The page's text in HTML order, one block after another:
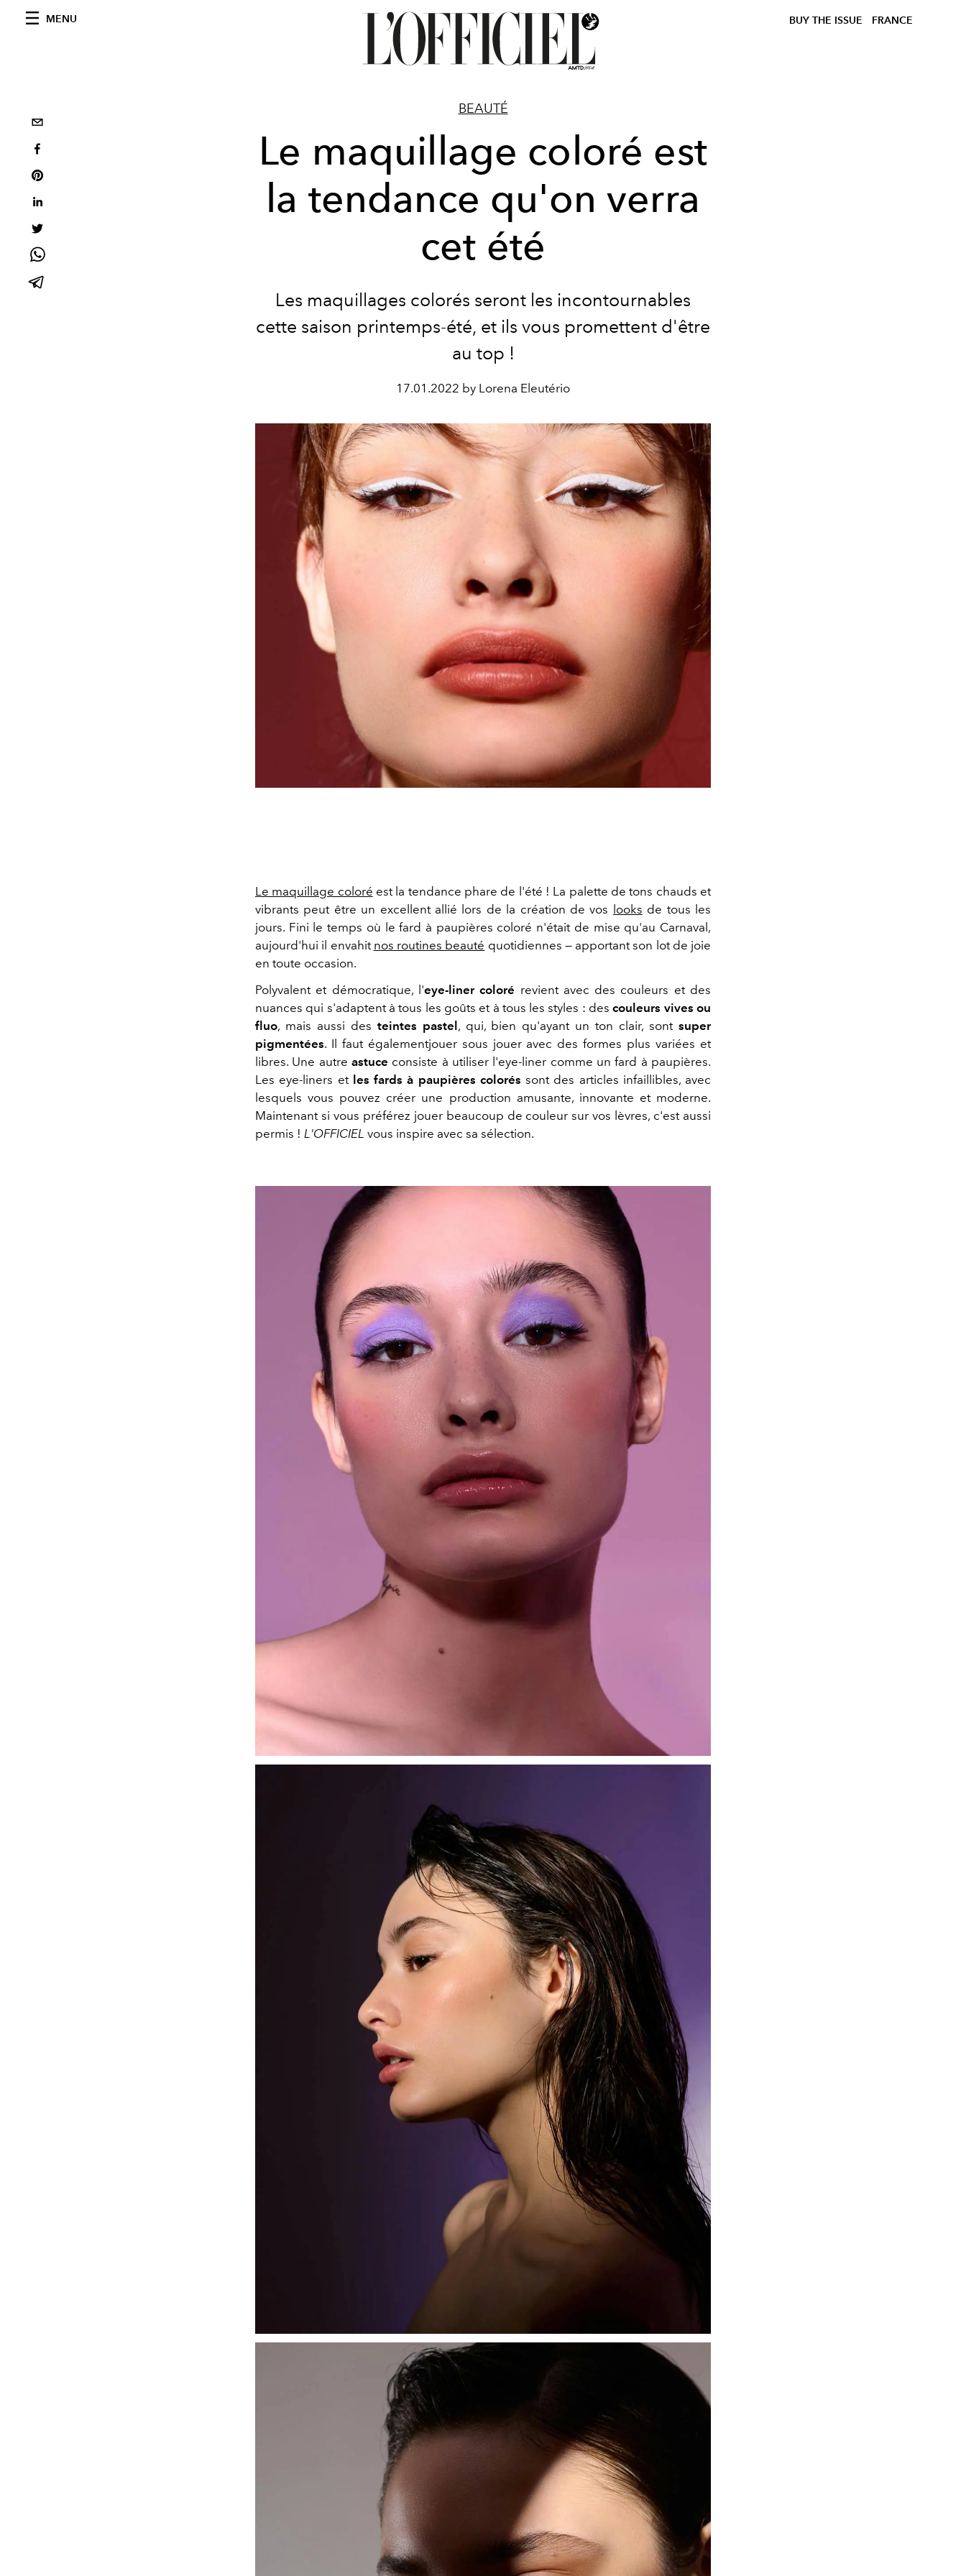
MENU BUY THE ISSUE FRANCE
BEAUTÉ
Le maquillage coloré est
la tendance qu'on verra
cet été
Les maquillages colorés seront les incontournables
cette saison printemps-été, et ils vous promettent d'être
au top !
17.01.2022 by Lorena Eleutério
Le maquillage coloré est la tendance phare de l'été ! La palette de tons chauds et
vibrants peut être un excellent allié lors de la création de vos
looks de tous les
jours. Fini le temps où le fard à paupières coloré n'était de mise qu'au Carnaval,
aujourd'hui il envahit nos routines beauté quotidiennes — apportant son lot de joie
en toute occasion.
Polyvalent et démocratique, l'eye-liner coloré revient avec des couleurs et des
nuances qui s'adaptent à tous les goûts et à tous les styles : descouleurs vives ou
fluo, mais aussi des teintes pastel , qui, bien qu'ayant un ton clair, sontsuper
pigmentées. Il faut égalementjouer sous jouer avec des formes plus variées et
libres. Une autre astuce consiste à utiliser l'eye-liner comme un fard à paupières.
Les eye-liners et les fards à paupières colorés sont des articles infaillibles, avec
lesquels vous pouvez créer une production amusante, innovante et moderne.
Maintenant si vous préférez jouer beaucoup de couleur sur vos lèvres, c'est aussi
permis ! L'OFFICIEL vous inspire avec sa sélection.